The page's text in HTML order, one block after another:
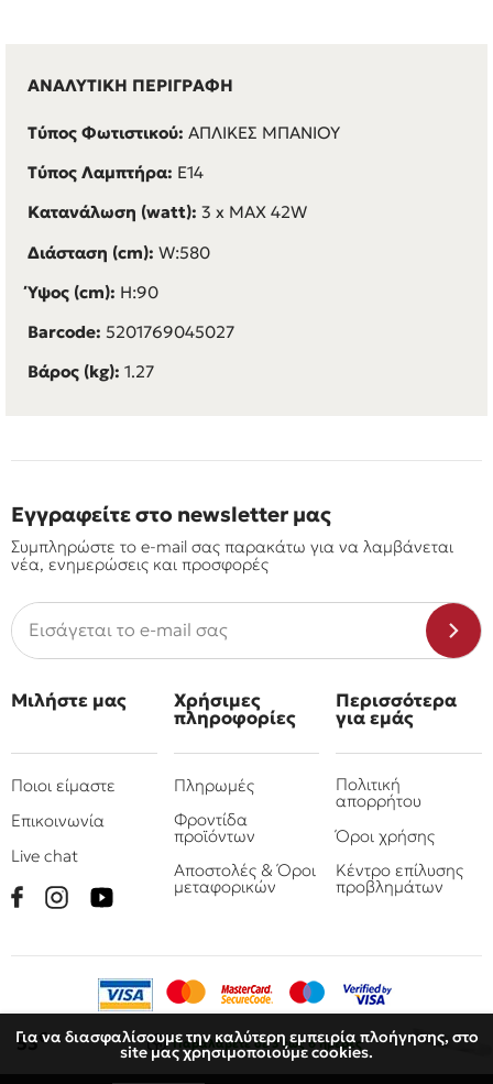
Για να διασφαλίσουμε την καλύτερη εμπειρία πλοήγησης, στο
site μας χρησιμοποιούμε cookies.
53 € Παραλάβετε σε 3 έως 6 ημέρες
ΑΝΑΛΥΤΙΚΗ ΠΕΡΙΓΡΑΦΗ
Τύπος Φωτιστικού: ΑΠΛΙΚΕΣ ΜΠΑΝΙΟΥ
Τύπος Λαμπτήρα: E14
Κατανάλωση (watt): 3 x MAX 42W
Διάσταση (cm): W:580
Ύψος (cm): H:90
Barcode: 5201769045027
Βάρος (kg): 1.27
Εγγραφείτε στο newsletter μας
Συμπληρώστε το e-mail σας παρακάτω για να λαμβάνεται
νέα, ενημερώσεις και προσφορές
Μιλήστε μας
Ποιοι είμαστε
Επικοινωνία
Live chat
Χρήσιμες
πληροφορίες
Πληρωμές
Φροντίδα
προϊόντων
Αποστολές & Όροι
μεταφορικών
Περισσότερα
για εμάς
Πολιτική
απορρήτου
Όροι χρήσης
Κέντρο επίλυσης
προβλημάτων
© 2010 - 2026 Όμιλος επιχειρήσεων Πιτσουλάκης
Ρομπογιαννάκης